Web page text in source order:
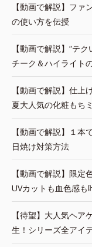
【動画で解説】フ
の使い方を伝授
【動画で解説】“テ
チーク＆ハイライト
【動画で解説】仕
夏大人気の化粧もち
【動画で解説】１本
日焼け対策方法
【動画で解説】限定
UVカットも血色感も
【待望】大人気ヘ
生！シリーズ全アイ